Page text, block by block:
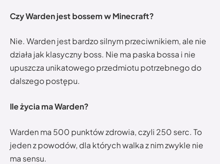
Czy Warden jest bossem w Minecraft?
Nie. Warden jest bardzo silnym przeciwnikiem, ale nie
działa jak klasyczny boss. Nie ma paska bossa i nie
upuszcza unikatowego przedmiotu potrzebnego do
dalszego postępu.
Ile życia ma Warden?
Warden ma 500 punktów zdrowia, czyli 250 serc. To
jeden z powodów, dla których walka z nim zwykle nie
ma sensu.